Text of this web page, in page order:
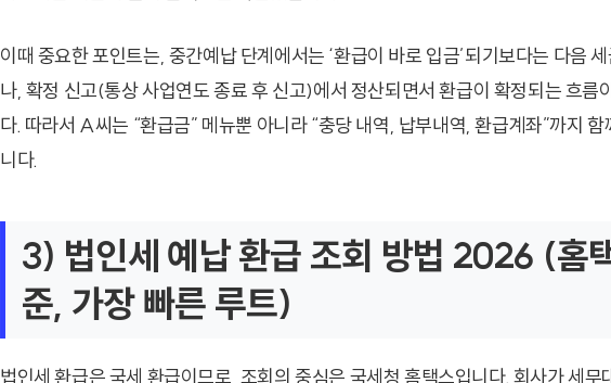
이때 중요한 포인트는, 중간예납 단계에서는 ‘환급이 바로 입금’되기보다는 다음
나, 확정 신고(통상 사업연도 종료 후 신고)에서 정산되면서 환급이 확정되는 흐름
다. 따라서 A씨는 “환급금” 메뉴뿐 아니라 “충당 내역, 납부내역, 환급계좌”까지
니다.
3) 법인세 예납 환급 조회 방법 2026 (홈
준, 가장 빠른 루트)
법인세 환급은 국세 환급이므로, 조회의 중심은 국세청 홈택스입니다. 회사가 세무